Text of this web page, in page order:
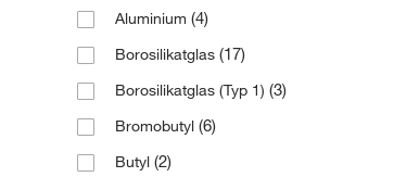
Transparent(1)
Weiß(2)
Aluminium (4)
Borosilikatglas (17)
Borosilikatglas (Typ 1) (3)
Bromobutyl (6)
Butyl (2)